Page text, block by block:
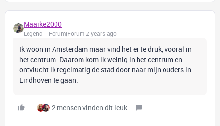
Maaike2000
Legend Forum|Forum|2 years ago
Ik woon in Amsterdam maar vind het er te druk, vooral in
het centrum. Daarom kom ik weinig in het centrum en
ontvlucht ik regelmatig de stad door naar mijn ouders in
Eindhoven te gaan.
2 mensen vinden dit leuk